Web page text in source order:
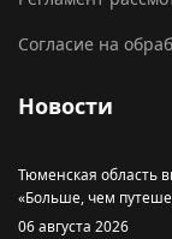
Согласие на
Новости
Тюменская область
«Больше, чем
06 августа 2026